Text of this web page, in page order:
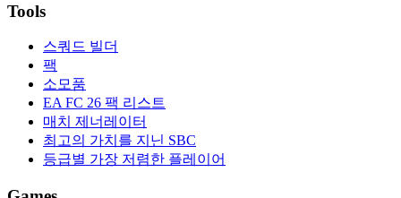
Tools
스쿼드 빌더
팩
소모품
EA FC 26 팩 리스트
매치 제너레이터
최고의 가치를 지닌 SBC
등급별 가장 저렴한 플레이어